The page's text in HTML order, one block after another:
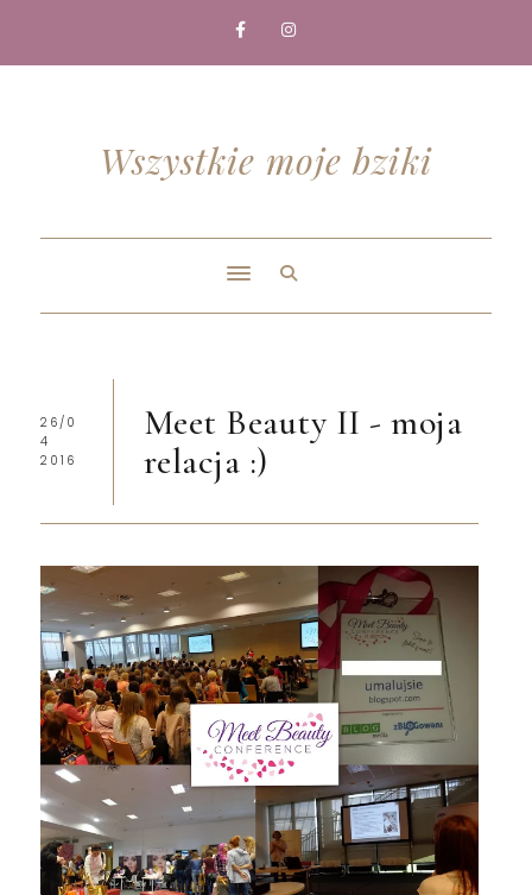
Wszystkie moje bziki
26/0
4
2016
Meet Beauty II - moja
relacja :)